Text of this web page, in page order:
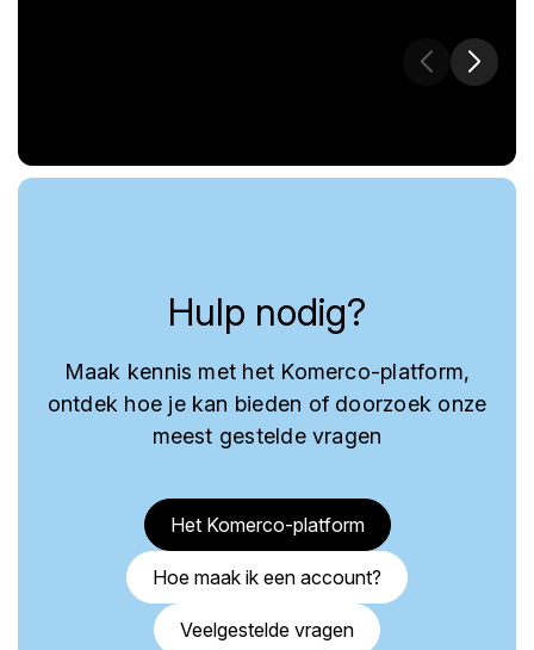
Hulp nodig?
Maak kennis met het Komerco-platform,
ontdek hoe je kan bieden of doorzoek onze
meest gestelde vragen
Het Komerco-platform
Hoe maak ik een account?
Veelgestelde vragen